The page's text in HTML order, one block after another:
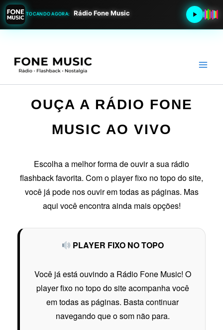
TOCANDO AGORA: Rádio Fone Music
conteúdo
OUÇA A RÁDIO FONE
MUSIC AO VIVO
Escolha a melhor forma de ouvir a sua rádio
flashback favorita. Com o player fixo no topo do site,
você já pode nos ouvir em todas as páginas. Mas
aqui você encontra ainda mais opções!
PLAYER FIXO NO TOPO
Você já está ouvindo a Rádio Fone Music! O
player fixo no topo do site acompanha você
em todas as páginas. Basta continuar
navegando que o som não para.